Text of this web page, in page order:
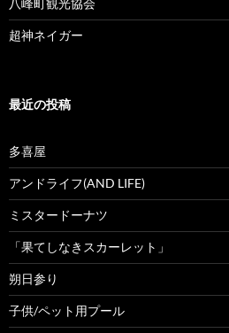
超神ネイガー
最近の投稿
多喜屋
アンドライフ(AND LIFE)
ミスタードーナツ
「果てしなきスカーレット」
朔日参り
子供/ペット用プール